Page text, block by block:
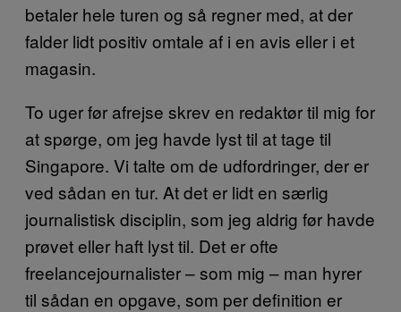
betaler hele turen og så regner med, at der
falder lidt positiv omtale af i en avis eller i et
magasin.
To uger før afrejse skrev en redaktør til mig for
at spørge, om jeg havde lyst til at tage til
Singapore. Vi talte om de udfordringer, der er
ved sådan en tur. At det er lidt en særlig
journalistisk disciplin, som jeg aldrig før havde
prøvet eller haft lyst til. Det er ofte
freelancejournalister – som mig – man hyrer
til sådan en opgave, som per definition er